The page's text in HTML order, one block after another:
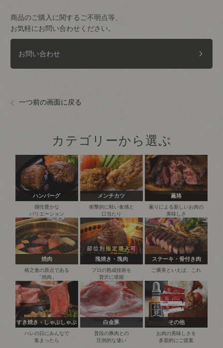
商品のご購入に関するご不明点等、
お気軽にお問い合わせください。
お問い合わせ
一つ前の画面に戻る
カテゴリーから選ぶ
ハンバーグ
個性豊かな
バリエーション
メンチカツ
衝撃的に軽い食感と
口当たり
薫格
薫りによる新しいお肉の
美味しさ
焼肉
格之進の原点である
「焼肉」
塊焼き・塊肉
プロの熟成技術を
贅沢に堪能
ステーキ・骨付き肉
ご褒美といえば、これ
すき焼き・しゃぶしゃぶ
ハレの日にみんなで
集まったら
白金豚
普段の豚肉との
圧倒的な違い
その他
お肉の美味しさを
多面的にご提案